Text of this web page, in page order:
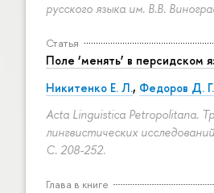
русского языка им. В.В.
Статья
Поле ‘менять’ в персидском
Никитенко Е. Л., Федоров Д. Г.
Acta Linguistica Petropolitana.
лингвистических
С. 208-252.
Глава в книге